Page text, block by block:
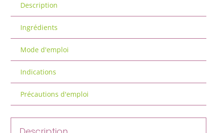
Description
Ingrédients
Mode d'emploi
Indications
Précautions d'emploi